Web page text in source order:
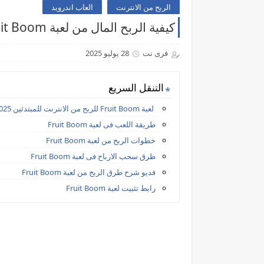
الربح من الانترنت العاب اندرويد
كيفية الربح المال من لعبة Fruit Boom ، الربح من الانترنت للمبتدئين
فرى نت 28 يوليو 2025
التنقل السريع
لعبة Fruit Boom للربح من الانترنت للمبتدئين 2025
طريقة اللعب فى لعبة Fruit Boom
خطوات الربح من لعبة Fruit Boom
طرق سحب الارباح فى لعبة Fruit Boom
فديو شرح طرق الربح من لعبة Fruit Boom
رابط تثبيت لعبة Fruit Boom